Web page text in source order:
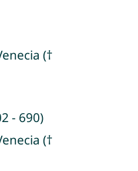
(†
- 690)
(†